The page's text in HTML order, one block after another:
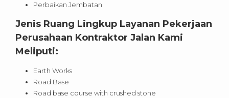
Perbaikan Jembatan
Jenis Ruang Lingkup Layanan Pekerjaan
Perusahaan Kontraktor Jalan Kami
Meliputi:
Earth Works
Road Base
Road base course with crushed stone